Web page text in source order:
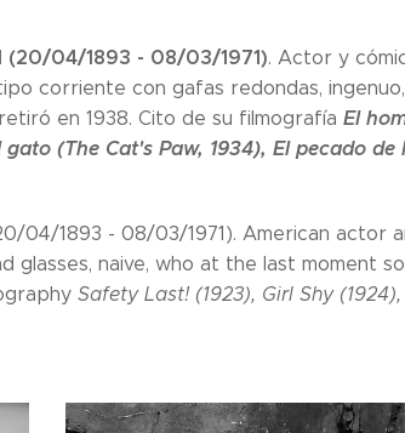
(20/04/1893 - 08/03/1971). Actor y
corriente con gafas redondas,
en 1938. Cito de su filmografía El
(The Cat's Paw, 1934), El pecado
04/1893 - 08/03/1971). American actor
glasses, naive, who at the last moment
Safety Last! (1923), Girl Shy